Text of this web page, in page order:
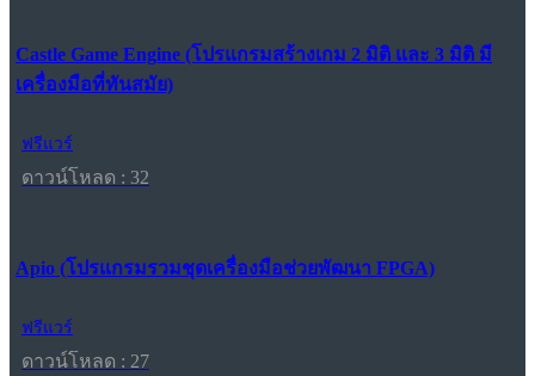
Castle Game Engine (โปรแกรมสร้างเกม 2 มิติ และ 3 มิติ มี
เครื่องมือที่ทันสมัย)
ฟรีแวร์
ดาวน์โหลด : 32
Apio (โปรแกรมรวมชุดเครื่องมือช่วยพัฒนา FPGA)
ฟรีแวร์
ดาวน์โหลด : 27